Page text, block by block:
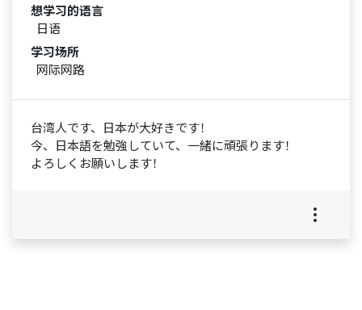
想学习的语言
日语
学习场所
网际网路
台湾人です、日本が大好きです！
今、日本語を勉強していて、一緒に頑張ります！
よろしくお願いします！